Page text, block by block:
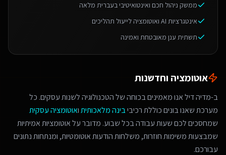
ממשק ניהול חכם ואינטואיטיבי בעברית מלאה
אינטגרציות AI ואוטומציה לייעול תהליכים
תשתית ענן מאובטחת ואמינה
אוטומציה וחדשנות
ב-מדיה דיל אנו מאמינים בכוחה של הטכנולוגיה לשנות עסקים. כל
מערכת שאנו בונים כוללת רכיביבינה מלאכותיתואוטומציה עסקית
שמחסכים לכם שעות עבודה בכל שבוע. מדובר על אוטומציות אמיתיות
שמבצעות משימות חוזרות, משלחות הודעות אוטומטיות, ומנתחות נתונים
עבורכם.